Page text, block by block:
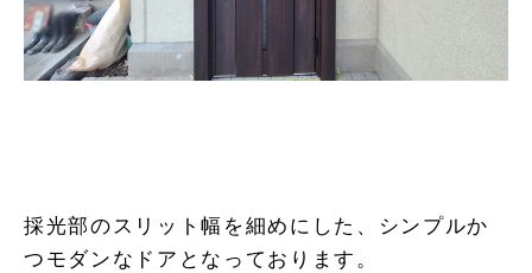
採光部のスリット幅を細めにした、シンプルか
つモダンなドアとなっております。